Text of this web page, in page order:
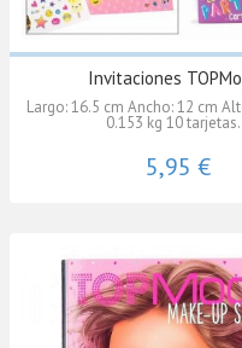
Invitaciones
Largo: 16.5 cm Ancho: 12 cm
0.153 kg 10
5,95 €